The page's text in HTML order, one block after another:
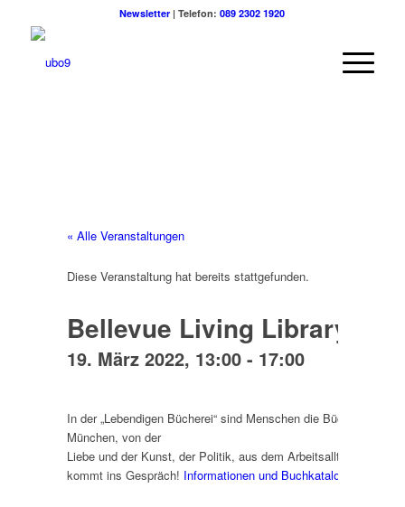
Newsletter | Telefon:089 2302 1920
« Alle Veranstaltungen
Diese Veranstaltung hat bereits stattgefunden.
Bellevue Living Library im
19. März 2022, 13:00- 17:00
In der „Lebendigen Bücherei“ sind Menschen die Bücher!
München, von der
Liebe und der Kunst, der Politik, aus dem Arbeitsalltag der
kommt ins Gespräch! Informationen und Buchkatalog